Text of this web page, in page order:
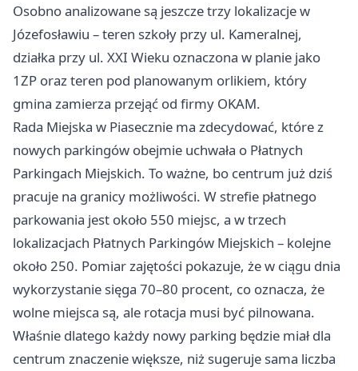
Osobno analizowane są jeszcze trzy lokalizacje w
Józefosławiu – teren szkoły przy ul. Kameralnej,
działka przy ul. XXI Wieku oznaczona w planie jako
1ZP oraz teren pod planowanym orlikiem, który
gmina zamierza przejąć od firmy OKAM.
Rada Miejska w Piasecznie ma zdecydować, które z
nowych parkingów obejmie uchwała o Płatnych
Parkingach Miejskich. To ważne, bo centrum już dziś
pracuje na granicy możliwości. W strefie płatnego
parkowania jest około 550 miejsc, a w trzech
lokalizacjach Płatnych Parkingów Miejskich – kolejne
około 250. Pomiar zajętości pokazuje, że w ciągu dnia
wykorzystanie sięga 70–80 procent, co oznacza, że
wolne miejsca są, ale rotacja musi być pilnowana.
Właśnie dlatego każdy nowy parking będzie miał dla
centrum znaczenie większe, niż sugeruje sama liczba